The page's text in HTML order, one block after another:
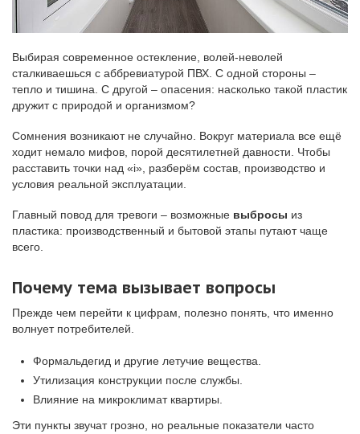
Выбирая современное остекление, волей-неволей
сталкиваешься с аббревиатурой ПВХ. С одной стороны –
тепло и тишина. С другой – опасения: насколько такой пластик
дружит с природой и организмом?
Сомнения возникают не случайно. Вокруг материала все ещё
ходит немало мифов, порой десятилетней давности. Чтобы
расставить точки над «i», разберём состав, производство и
условия реальной эксплуатации.
Главный повод для тревоги – возможные выбросы из
пластика: производственный и бытовой этапы путают чаще
всего.
Почему тема вызывает вопросы
Прежде чем перейти к цифрам, полезно понять, что именно
волнует потребителей.
Формальдегид и другие летучие вещества.
Утилизация конструкции после службы.
Влияние на микроклимат квартиры.
Эти пункты звучат грозно, но реальные показатели часто